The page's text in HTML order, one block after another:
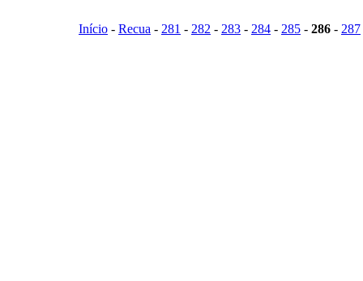
Início - Recua - 281 - 282 - 283 - 284 - 285 - 286 - 287